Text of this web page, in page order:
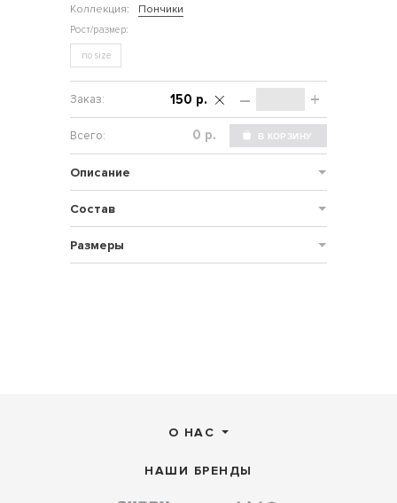
Коллекция:
Пончики
no size
– +
150 р.
р.
Описание
Состав
Размеры
О НАС
НАШИ БРЕНДЫ